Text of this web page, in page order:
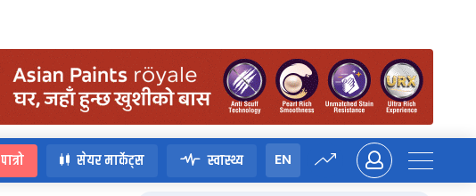
पात्रो सेयर मार्केट्स स्वास्थ्य EN